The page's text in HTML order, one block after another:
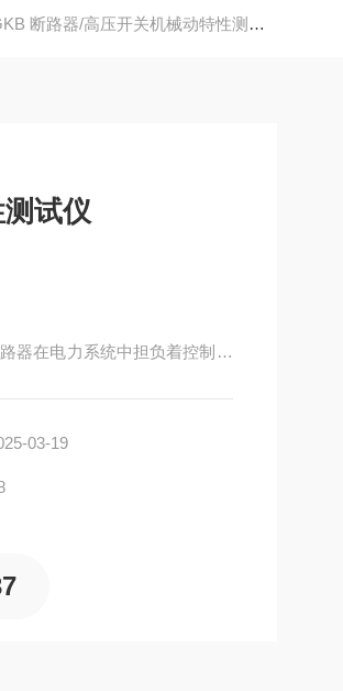
断路器/高压开关机械动特性测试仪
试仪
器在电力系统中担负着控制和
03-19